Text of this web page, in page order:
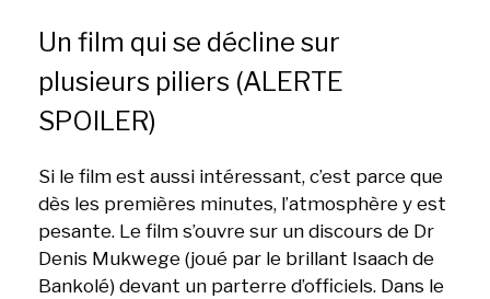
Un film qui se décline sur
plusieurs piliers (ALERTE
SPOILER)
Si le film est aussi intéressant, c’est parce que
dès les premières minutes, l’atmosphère y est
pesante. Le film s’ouvre sur un discours de Dr
Denis Mukwege (joué par le brillant Isaach de
Bankolé) devant un parterre d’officiels. Dans le